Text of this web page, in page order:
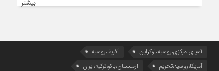
بیشتر
آسیای مرکزی،روسیه،اوکراین
آفریقا،روسیه
آمریکا،روسیه،تحریم
ارمنستان،باکو،ترکیه،ایران